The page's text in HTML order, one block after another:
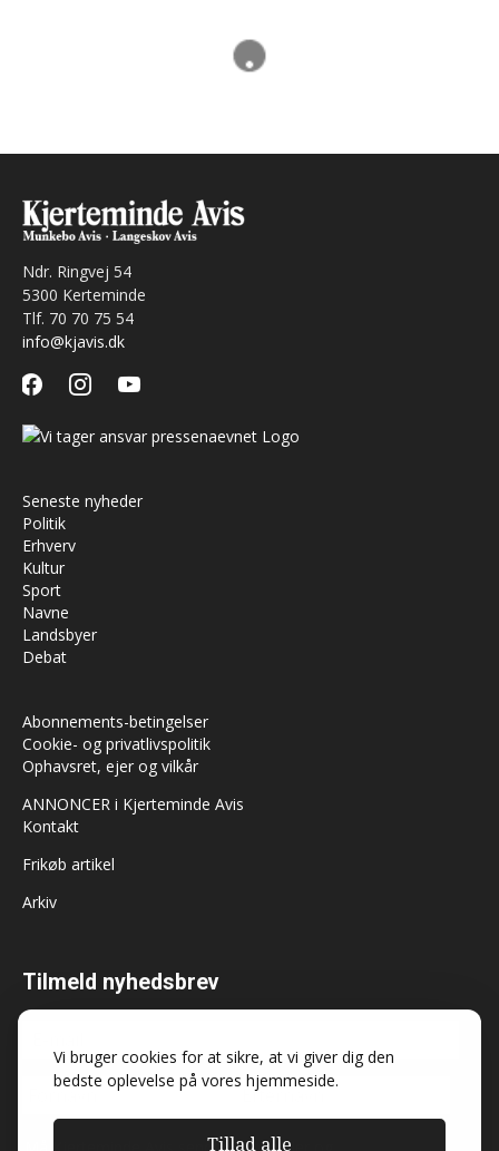
Vi bruger cookies for at sikre, at vi giver dig den
bedste oplevelse på vores hjemmeside.
Tillad alle
Ndr. Ringvej 54
5300 Kerteminde
Tlf. 70 70 75 54
info@kjavis.dk
facebookinstagramyoutube
Seneste nyheder
Politik
Erhverv
Kultur
Sport
Navne
Landsbyer
Debat
Abonnements-betingelser
Cookie- og privatlivspolitik
Ophavsret, ejer og vilkår
ANNONCER i Kjerteminde Avis
Kontakt
Frikøb artikel
Arkiv
Tilmeld nyhedsbrev